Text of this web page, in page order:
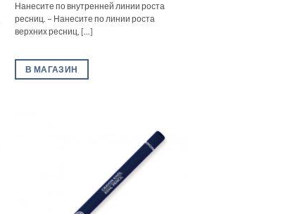
Нанесите по внутренней линии роста
ресниц. – Нанесите по линии роста
верхних ресниц, [...]
В МАГАЗИН